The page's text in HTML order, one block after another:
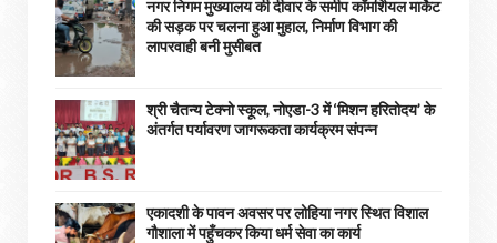
नगर निगम मुख्यालय की दीवार के समीप कॉमर्शियल मार्केट
की सड़क पर चलना हुआ मुहाल, निर्माण विभाग की
लापरवाही बनी मुसीबत
श्री चैतन्य टेक्नो स्कूल, नोएडा-3 में ‘मिशन हरितोदय’ के
अंतर्गत पर्यावरण जागरूकता कार्यक्रम संपन्न
एकादशी के पावन अवसर पर लोहिया नगर स्थित विशाल
गौशाला में पहुँचकर किया धर्म सेवा का कार्य